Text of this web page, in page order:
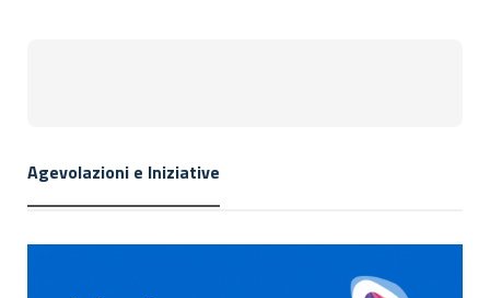
Agevolazioni e Iniziative